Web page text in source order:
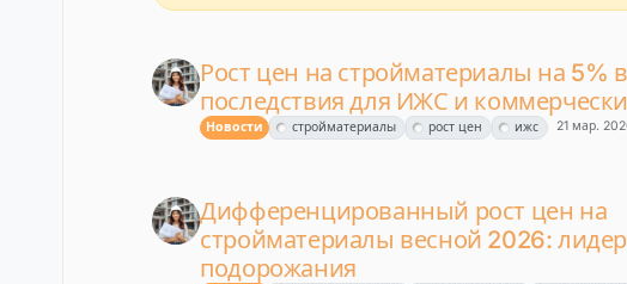
Рост цен на стройматериалы на 5%
последствия для ИЖС и
Новости стройматериалы рост цен ижс 21 мар.
Дифференцированный рост цен на
стройматериалы весной 2026:
подорожания